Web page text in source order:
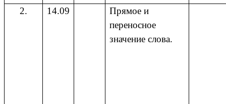
2. 14.09
Прямое и
переносное
значение слова.